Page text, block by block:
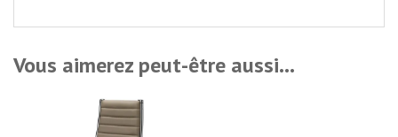
Vous aimerez peut-être aussi…